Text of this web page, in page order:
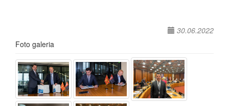
30.06.2022
Foto galeria